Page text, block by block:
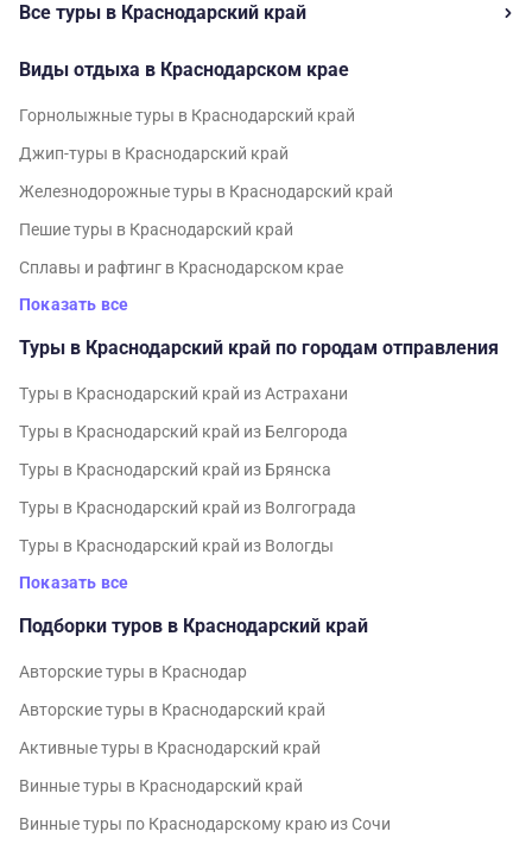
Все туры в Краснодарский край
Виды отдыха в Краснодарском крае
Горнолыжные туры в Краснодарский край
Джип-туры в Краснодарский край
Железнодорожные туры в Краснодарский край
Пешие туры в Краснодарский край
Сплавы и рафтинг в Краснодарском крае
Показать все
Туры в Краснодарский край по городам отправления
Туры в Краснодарский край из Астрахани
Туры в Краснодарский край из Белгорода
Туры в Краснодарский край из Брянска
Туры в Краснодарский край из Волгограда
Туры в Краснодарский край из Вологды
Показать все
Подборки туров в Краснодарский край
Авторские туры в Краснодар
Авторские туры в Краснодарский край
Активные туры в Краснодарский край
Винные туры в Краснодарский край
Винные туры по Краснодарскому краю из Сочи